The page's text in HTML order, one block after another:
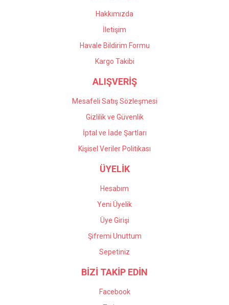
Hakkımızda
İletişim
Havale Bildirim Formu
Kargo Takibi
ALIŞVERİŞ
Mesafeli Satış Sözleşmesi
Gizlilik ve Güvenlik
İptal ve İade Şartları
Kişisel Veriler Politikası
ÜYELİK
Hesabım
Yeni Üyelik
Üye Girişi
Şifremi Unuttum
Sepetiniz
BİZİ TAKİP EDİN
Facebook